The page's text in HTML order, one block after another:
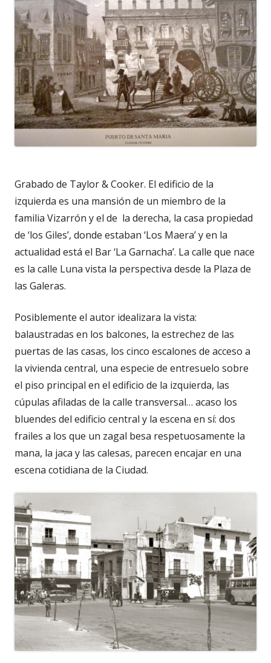
Grabado de Taylor & Cooker. El edificio de la
izquierda es una mansión de un miembro de la
familia Vizarrón y el de la derecha, la casa propiedad
de ‘los Giles’, donde estaban ‘Los Maera’ y en la
actualidad está el Bar ‘La Garnacha’. La calle que nace
es la calle Luna vista la perspectiva desde la Plaza de
las Galeras.
Posiblemente el autor idealizara la vista:
balaustradas en los balcones, la estrechez de las
puertas de las casas, los cinco escalones de acceso a
la vivienda central, una especie de entresuelo sobre
el piso principal en el edificio de la izquierda, las
cúpulas afiladas de la calle transversal… acaso los
bluendes del edificio central y la escena en sí: dos
frailes a los que un zagal besa respetuosamente la
mana, la jaca y las calesas, parecen encajar en una
escena cotidiana de la Ciudad.